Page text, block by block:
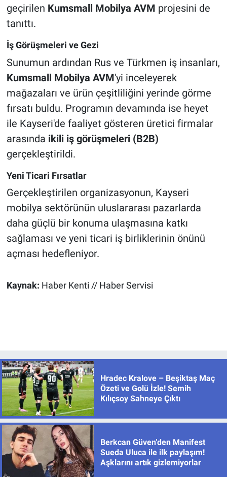
geçirilen Kumsmall Mobilya AVM projesini de
tanıttı.
İş Görüşmeleri ve Gezi
Sunumun ardından Rus ve Türkmen iş insanları,
Kumsmall Mobilya AVM'yi inceleyerek
mağazaları ve ürün çeşitliliğini yerinde görme
fırsatı buldu. Programın devamında ise heyet
ile Kayseri'de faaliyet gösteren üretici firmalar
arasında ikili iş görüşmeleri (B2B)
gerçekleştirildi.
Yeni Ticari Fırsatlar
Gerçekleştirilen organizasyonun, Kayseri
mobilya sektörünün uluslararası pazarlarda
daha güçlü bir konuma ulaşmasına katkı
sağlaması ve yeni ticari iş birliklerinin önünü
açması hedefleniyor.
Kaynak: Haber Kenti // Haber Servisi
Hradec Kralove – Beşiktaş Maç
Özeti ve Golü İzle! Semih
Kılıçsoy Sahneye Çıktı
Berkcan Güven’den Manifest
Sueda Uluca ile ilk paylaşım!
Aşklarını artık gizlemiyorlar